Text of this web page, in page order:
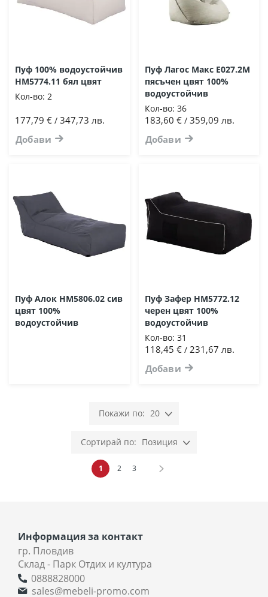
Пуф 100% водоустойчив
HM5774.11 бял цвят
Кол-во: 2
177,79 € / 347,73 лв.
Добави
Пуф Лагос Макс Ε027.2Μ
пясъчен цвят 100%
водоустойчив
Кол-во: 36
183,60 €/ 359,09 лв.
Добави
Пуф Алок HM5806.02 сив
цвят 100%
водоустойчив
Пуф Зафер HM5772.12
черен цвят 100%
водоустойчив
Кол-во: 31
118,45 €/ 231,67 лв.
Добави
20
Позиция
Страница
В момента четете страница
1 Страница
2 Страница
3
Информация за контакт
гр. Пловдив
Склад - Парк Отдих и култура
0888828000
sales@mebeli-promo.com